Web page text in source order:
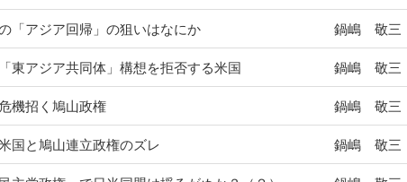
「アジア回帰」の狙いはなにか 鍋嶋 敬三
東アジア共同体」構想を拒否する米国 鍋嶋 敬三
機招く鳩山政権 鍋嶋 敬三
国と鳩山連立政権のズレ 鍋嶋 敬三